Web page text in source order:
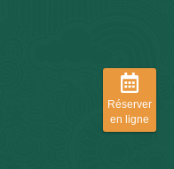
Réserver
en ligne